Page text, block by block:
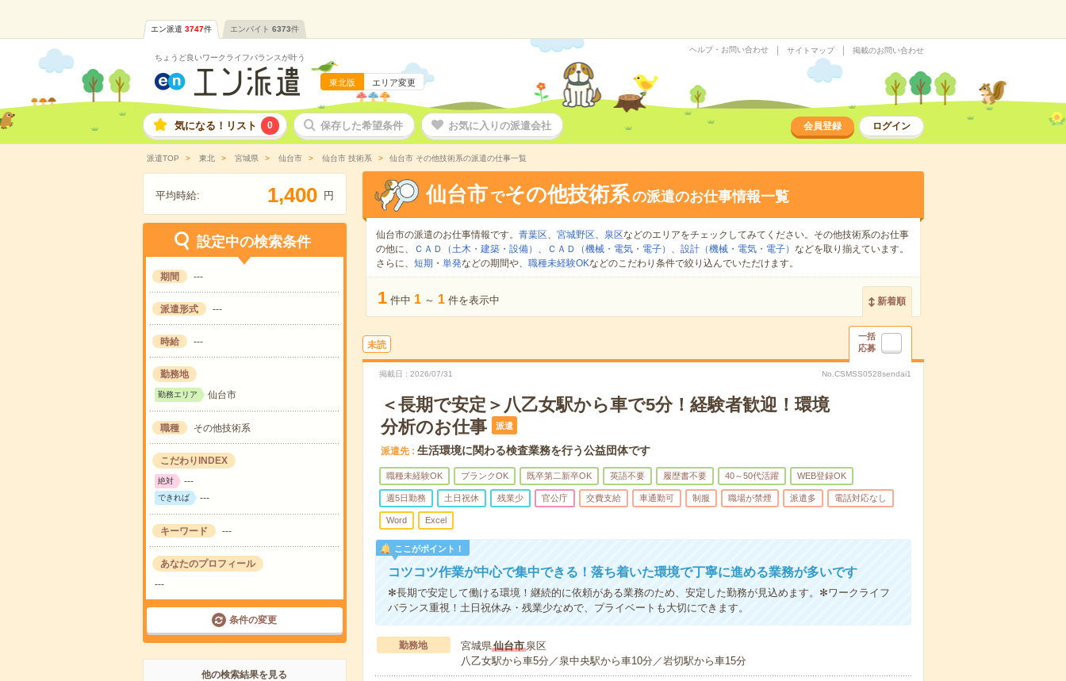
エン派遣 3747件 エンバイト 6373件
ちょうど良いワークライフバランスが叶う
東北版 エリア変更
ヘルプ・お問い合わせ サイトマップ 掲載のお問い合わせ
気になる！リスト 0 保存した希望条件 お気に入りの派遣会社 会員登録 ログイン
派遣TOP 東北 宮城県 仙台市 仙台市 技術系 仙台市 その他技術系の派遣の仕事一覧
平均時給: 1,400 円
設定中の検索条件
期間 ---
派遣形式 ---
時給 ---
勤務地
勤務エリア 仙台市
職種 その他技術系
こだわりINDEX
絶対 ---
できれば ---
キーワード ---
あなたのプロフィール
---
条件の変更
他の検索結果を見る
仙台市 でその他技術系の派遣のお仕事情報一覧
仙台市の派遣のお仕事情報です。 青葉区、 宮城野区、 泉区などのエリアをチェックしてみてください。その他技術系のお仕事
の他に、
ＣＡＤ（土木・建築・設備） 、 ＣＡＤ（機械・電気・電子） 、 設計（機械・電気・電子） などを取り揃えています。
さらに、 短期 ・ 単発などの期間や、 職種未経験OKなどのこだわり条件で絞り込んでいただけます。
1 件中 1 ～ 1 件を表示中 新着順
未読
一括
応募
掲載日 2026/07/31 No.CSMSS0528sendai1
＜長期で安定＞八乙女駅から車で5分！経験者歓迎！環境
分析のお仕事
派遣
派遣先 生活環境に関わる検査業務を行う公益団体です
職種未経験OK ブランクOK 既卒第二新卒OK 英語不要 履歴書不要 40～50代活躍 WEB登録OK
週5日勤務 土日祝休 残業少 官公庁 交費支給 車通勤可 制服 職場が禁煙 派遣多 電話対応なし
Word Excel
ここがポイント！
コツコツ作業が中心で集中できる！落ち着いた環境で丁寧に進める業務が多いです
✻長期で安定して働ける環境！継続的に依頼がある業務のため、安定した勤務が見込めます。✻ワークライフ
バランス重視！土日祝休み・残業少なめで、プライベートも大切にできます。
勤務地 宮城県仙台市泉区
八乙女駅から車5分／泉中央駅から車10分／岩切駅から車15分